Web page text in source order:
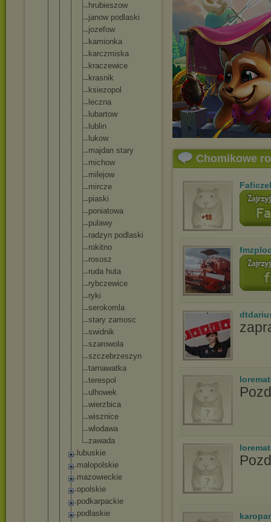
hrubieszow
janow podlaski
jozefow
kamionka
karczmis ka
kraczewice
krasnik
ksiezopo
leczna
lubartow
lublin
lukow
majdan stary
michow
milejow
mircze
piaski
poniatowa
pulawy
radzyn podlaski
rokitno
rososz
ruda huta
rybczewice
ryki
serokoml a
stary zamosc
swidnik
szarowol a
szczebrzeszyn
tarnawatka
terespol
ulhowek
wierzbica
wisznice
wlodawa
zawada
lubuskie
malopolskie
mazowieckie
opolskie
podkarpackie
podlaskie
Chomikowe